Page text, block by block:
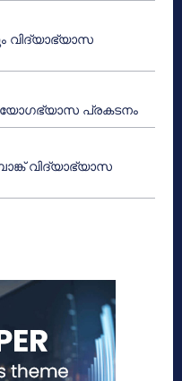
വിദ്യാഭ്യാസ
യോഗഭ്യാസ പ്രകടനം
വിദ്യാഭ്യാസ